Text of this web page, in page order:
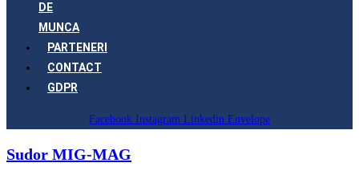
DE
MUNCA
PARTENERI
CONTACT
GDPR
Facebook Instagram Linkedin Envelope
Sudor MIG-MAG